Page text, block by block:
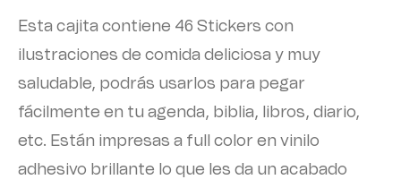
Esta cajita contiene 46 Stickers con
ilustraciones de comida deliciosa y muy
saludable, podrás usarlos para pegar
fácilmente en tu agenda, biblia, libros, diario,
etc. Están impresas a full color en vinilo
adhesivo brillante lo que les da un acabado